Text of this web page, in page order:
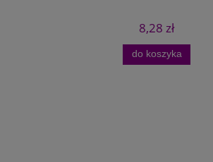
8,28 zł
do koszyka